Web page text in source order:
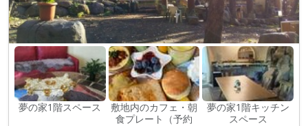
夢の家1階スペース
敷地内のカフェ・朝
食プレート（予約
夢の家1階キッチン
スペース